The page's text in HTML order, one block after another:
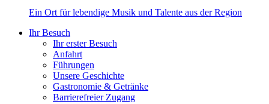
Ein Ort für lebendige Musik und Talente aus der Region
Ihr Besuch
Ihr erster Besuch
Anfahrt
Führungen
Unsere Geschichte
Gastronomie & Getränke
Barrierefreier Zugang